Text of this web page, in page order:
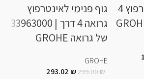
כיסוי חיצוני לאינטרפוץ 4
גוף פנימי לאינטרפוץ
גרואה 4 דרך | 33963000
של גרואה GROHE
GROHE
299.00₪
293.02 ₪